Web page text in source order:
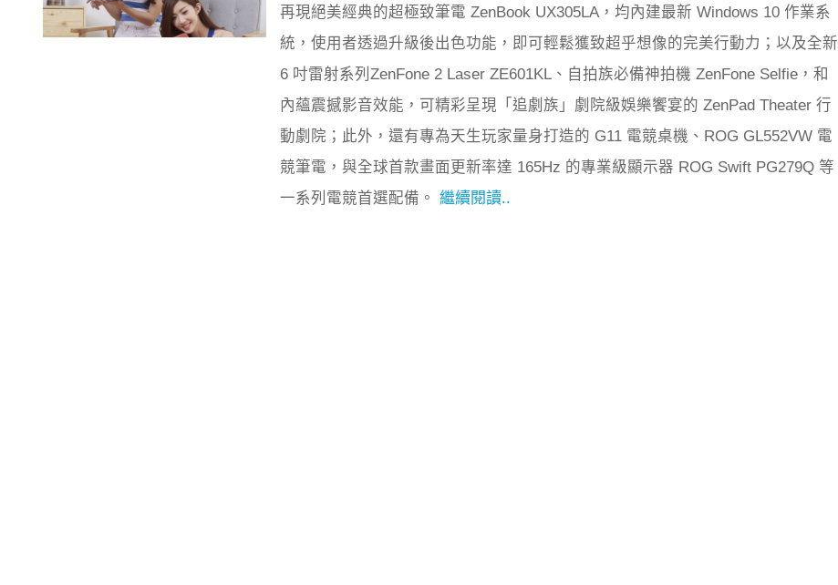
再現絕美經典的超極致筆電 ZenBook UX305LA，均內建最新 Windows 10 作業系
統，使用者透過升級後出色功能，即可輕鬆獲致超乎想像的完美行動力；以及全新
6 吋雷射系列ZenFone 2 Laser ZE601KL、自拍族必備神拍機 ZenFone Selfie，和
內蘊震撼影音效能，可精彩呈現「追劇族」劇院級娛樂饗宴的 ZenPad Theater 行
動劇院；此外，還有專為天生玩家量身打造的 G11 電競桌機、ROG GL552VW 電
競筆電，與全球首款畫面更新率達 165Hz 的專業級顯示器 ROG Swift PG279Q 等
一系列電競首選配備。 繼續閱讀..